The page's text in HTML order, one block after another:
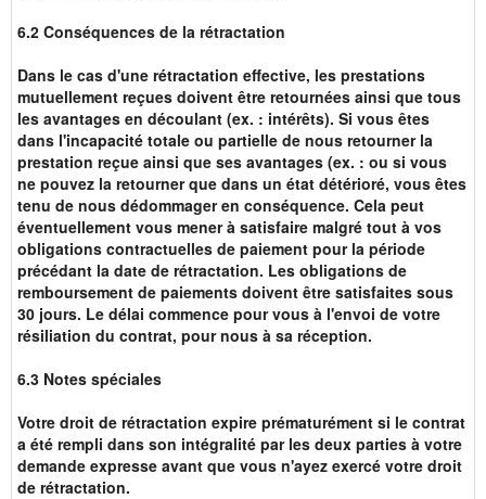
6.2 Conséquences de la rétractation
Dans le cas d'une rétractation effective, les prestations
mutuellement reçues doivent être retournées ainsi que tous
les avantages en découlant (ex. : intérêts). Si vous êtes
dans l'incapacité totale ou partielle de nous retourner la
prestation reçue ainsi que ses avantages (ex. : ou si vous
ne pouvez la retourner que dans un état détérioré, vous êtes
tenu de nous dédommager en conséquence. Cela peut
éventuellement vous mener à satisfaire malgré tout à vos
obligations contractuelles de paiement pour la période
précédant la date de rétractation. Les obligations de
remboursement de paiements doivent être satisfaites sous
30 jours. Le délai commence pour vous à l'envoi de votre
résiliation du contrat, pour nous à sa réception.
6.3 Notes spéciales
Votre droit de rétractation expire prématurément si le contrat
a été rempli dans son intégralité par les deux parties à votre
demande expresse avant que vous n'ayez exercé votre droit
de rétractation.